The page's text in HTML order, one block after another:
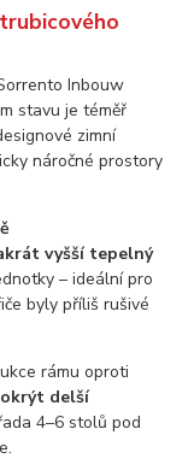
Inbouw
stavu je téměř
zimní
náročné prostory
vyšší tepelný
– ideální pro
byly příliš rušivé
rámu oproti
delší
4–6 stolů pod